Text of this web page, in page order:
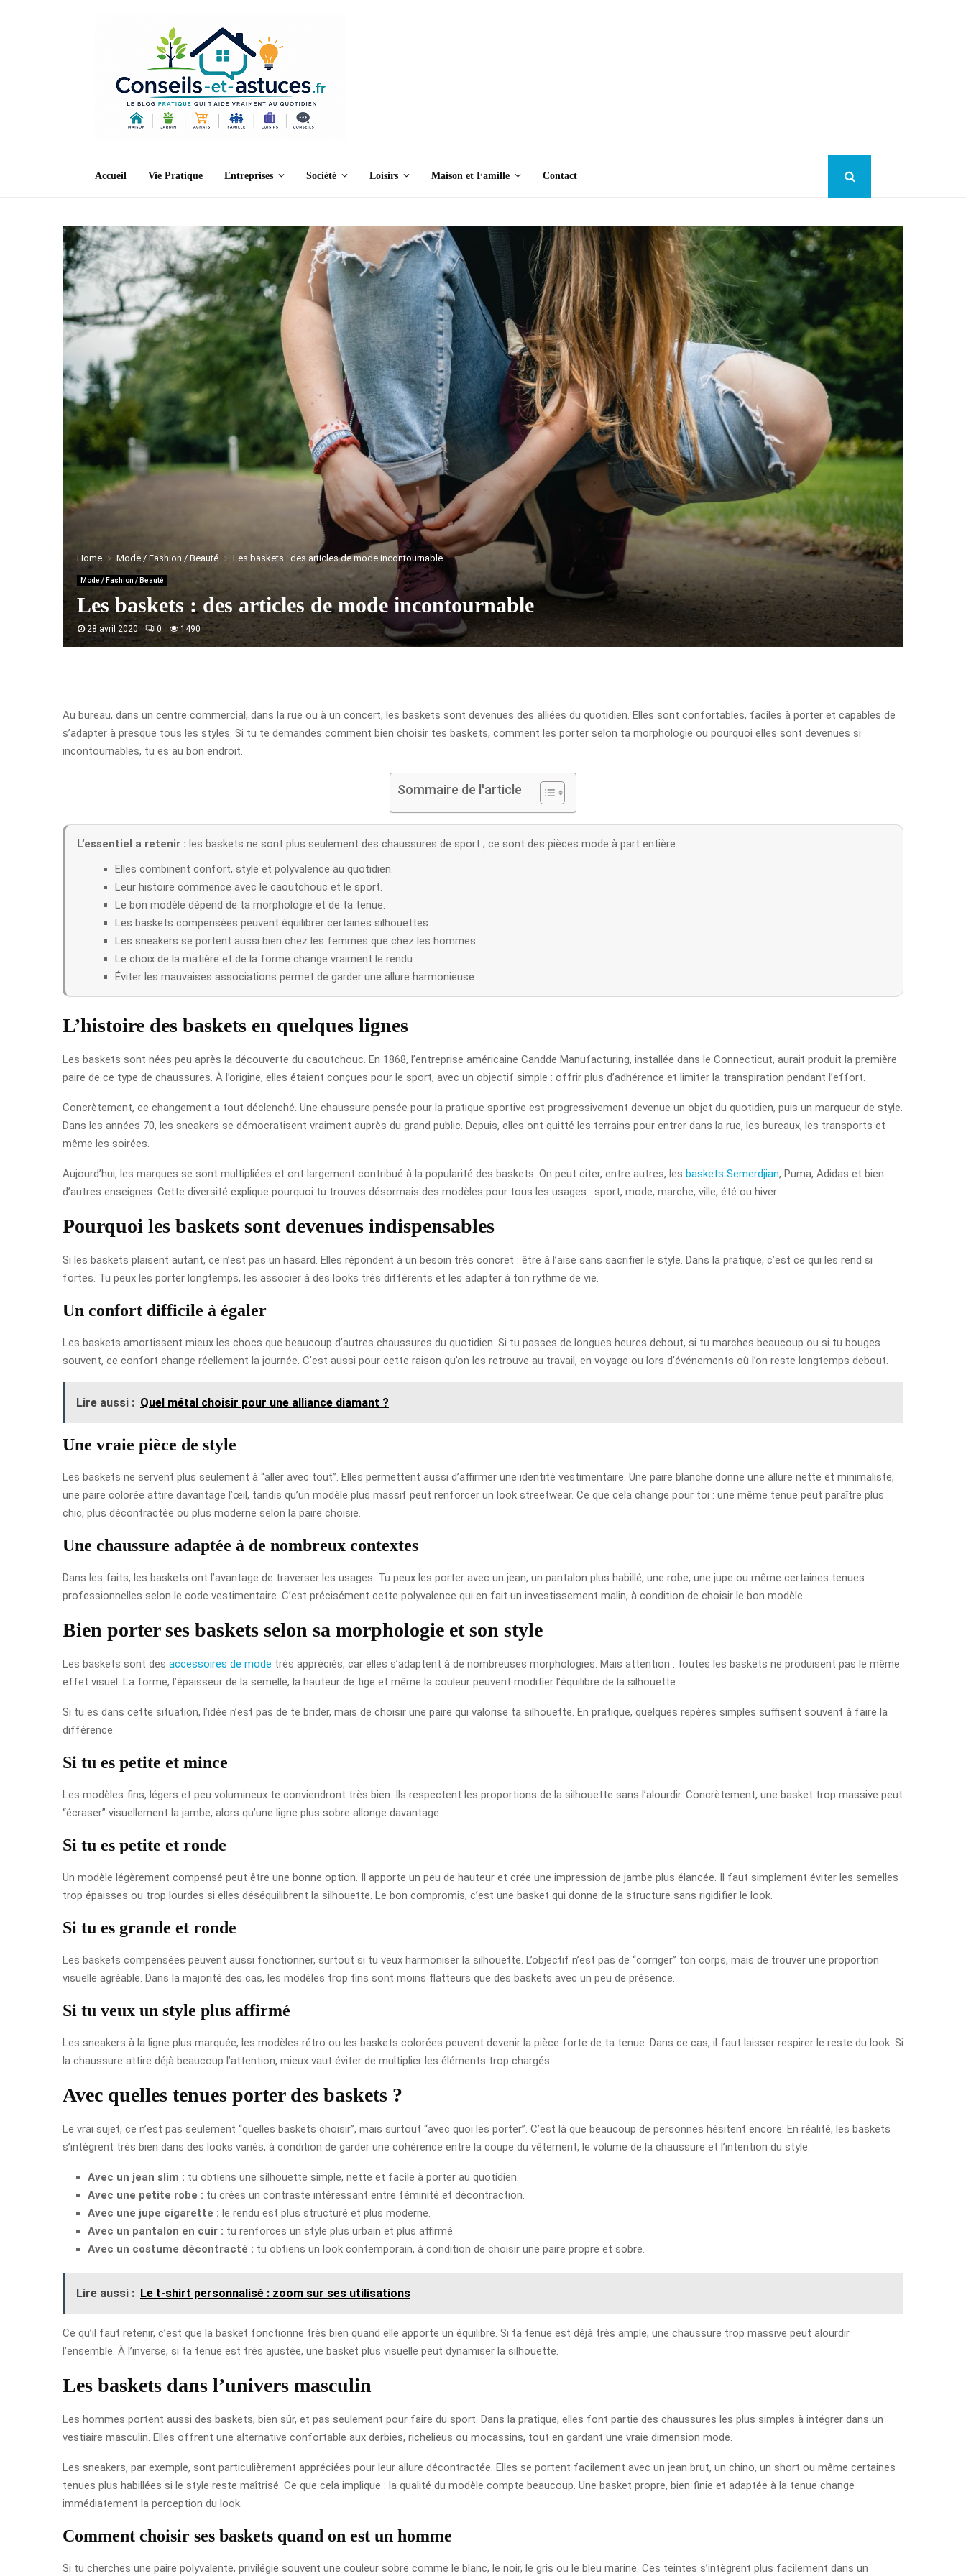
Accueil Vie Pratique Entreprises Société Loisirs Maison et Famille Contact
Home Mode / Fashion / Beauté Les baskets : des articles de mode incontournable
Mode / Fashion / Beauté
Les baskets : des articles de mode incontournable
28 avril 2020 0 1490
Au bureau, dans un centre commercial, dans la rue ou à un concert, les baskets sont devenues des alliées du quotidien. Elles sont confortables, faciles à porter et capables de
s’adapter à presque tous les styles. Si tu te demandes comment bien choisir tes baskets, comment les porter selon ta morphologie ou pourquoi elles sont devenues si
incontournables, tu es au bon endroit.
Sommaire de l'article
L’essentiel a retenir : les baskets ne sont plus seulement des chaussures de sport ; ce sont des pièces mode à part entière.
Elles combinent confort, style et polyvalence au quotidien.
Leur histoire commence avec le caoutchouc et le sport.
Le bon modèle dépend de ta morphologie et de ta tenue.
Les baskets compensées peuvent équilibrer certaines silhouettes.
Les sneakers se portent aussi bien chez les femmes que chez les hommes.
Le choix de la matière et de la forme change vraiment le rendu.
Éviter les mauvaises associations permet de garder une allure harmonieuse.
L’histoire des baskets en quelques lignes
Les baskets sont nées peu après la découverte du caoutchouc. En 1868, l’entreprise américaine Candde Manufacturing, installée dans le Connecticut, aurait produit la première
paire de ce type de chaussures. À l’origine, elles étaient conçues pour le sport, avec un objectif simple : offrir plus d’adhérence et limiter la transpiration pendant l’effort.
Concrètement, ce changement a tout déclenché. Une chaussure pensée pour la pratique sportive est progressivement devenue un objet du quotidien, puis un marqueur de style.
Dans les années 70, les sneakers se démocratisent vraiment auprès du grand public. Depuis, elles ont quitté les terrains pour entrer dans la rue, les bureaux, les transports et
même les soirées.
Aujourd’hui, les marques se sont multipliées et ont largement contribué à la popularité des baskets. On peut citer, entre autres, les baskets Semerdjian, Puma, Adidas et bien
d’autres enseignes. Cette diversité explique pourquoi tu trouves désormais des modèles pour tous les usages : sport, mode, marche, ville, été ou hiver.
Pourquoi les baskets sont devenues indispensables
Si les baskets plaisent autant, ce n’est pas un hasard. Elles répondent à un besoin très concret : être à l’aise sans sacrifier le style. Dans la pratique, c’est ce qui les rend si
fortes. Tu peux les porter longtemps, les associer à des looks très différents et les adapter à ton rythme de vie.
Un confort difficile à égaler
Les baskets amortissent mieux les chocs que beaucoup d’autres chaussures du quotidien. Si tu passes de longues heures debout, si tu marches beaucoup ou si tu bouges
souvent, ce confort change réellement la journée. C’est aussi pour cette raison qu’on les retrouve au travail, en voyage ou lors d’événements où l’on reste longtemps debout.
Lire aussi : Quel métal choisir pour une alliance diamant ?
Une vraie pièce de style
Les baskets ne servent plus seulement à “aller avec tout”. Elles permettent aussi d’affirmer une identité vestimentaire. Une paire blanche donne une allure nette et minimaliste,
une paire colorée attire davantage l’œil, tandis qu’un modèle plus massif peut renforcer un look streetwear. Ce que cela change pour toi : une même tenue peut paraître plus
chic, plus décontractée ou plus moderne selon la paire choisie.
Une chaussure adaptée à de nombreux contextes
Dans les faits, les baskets ont l’avantage de traverser les usages. Tu peux les porter avec un jean, un pantalon plus habillé, une robe, une jupe ou même certaines tenues
professionnelles selon le code vestimentaire. C’est précisément cette polyvalence qui en fait un investissement malin, à condition de choisir le bon modèle.
Bien porter ses baskets selon sa morphologie et son style
Les baskets sont des accessoires de mode très appréciés, car elles s’adaptent à de nombreuses morphologies. Mais attention : toutes les baskets ne produisent pas le même
effet visuel. La forme, l’épaisseur de la semelle, la hauteur de tige et même la couleur peuvent modifier l’équilibre de la silhouette.
Si tu es dans cette situation, l’idée n’est pas de te brider, mais de choisir une paire qui valorise ta silhouette. En pratique, quelques repères simples suffisent souvent à faire la
différence.
Si tu es petite et mince
Les modèles fins, légers et peu volumineux te conviendront très bien. Ils respectent les proportions de la silhouette sans l’alourdir. Concrètement, une basket trop massive peut
“écraser” visuellement la jambe, alors qu’une ligne plus sobre allonge davantage.
Si tu es petite et ronde
Un modèle légèrement compensé peut être une bonne option. Il apporte un peu de hauteur et crée une impression de jambe plus élancée. Il faut simplement éviter les semelles
trop épaisses ou trop lourdes si elles déséquilibrent la silhouette. Le bon compromis, c’est une basket qui donne de la structure sans rigidifier le look.
Si tu es grande et ronde
Les baskets compensées peuvent aussi fonctionner, surtout si tu veux harmoniser la silhouette. L’objectif n’est pas de “corriger” ton corps, mais de trouver une proportion
visuelle agréable. Dans la majorité des cas, les modèles trop fins sont moins flatteurs que des baskets avec un peu de présence.
Si tu veux un style plus affirmé
Les sneakers à la ligne plus marquée, les modèles rétro ou les baskets colorées peuvent devenir la pièce forte de ta tenue. Dans ce cas, il faut laisser respirer le reste du look. Si
la chaussure attire déjà beaucoup l’attention, mieux vaut éviter de multiplier les éléments trop chargés.
Avec quelles tenues porter des baskets ?
Le vrai sujet, ce n’est pas seulement “quelles baskets choisir”, mais surtout “avec quoi les porter”. C’est là que beaucoup de personnes hésitent encore. En réalité, les baskets
s’intègrent très bien dans des looks variés, à condition de garder une cohérence entre la coupe du vêtement, le volume de la chaussure et l’intention du style.
Avec un jean slim : tu obtiens une silhouette simple, nette et facile à porter au quotidien.
Avec une petite robe : tu crées un contraste intéressant entre féminité et décontraction.
Avec une jupe cigarette : le rendu est plus structuré et plus moderne.
Avec un pantalon en cuir : tu renforces un style plus urbain et plus affirmé.
Avec un costume décontracté : tu obtiens un look contemporain, à condition de choisir une paire propre et sobre.
Lire aussi : Le t-shirt personnalisé : zoom sur ses utilisations
Ce qu’il faut retenir, c’est que la basket fonctionne très bien quand elle apporte un équilibre. Si ta tenue est déjà très ample, une chaussure trop massive peut alourdir
l’ensemble. À l’inverse, si ta tenue est très ajustée, une basket plus visuelle peut dynamiser la silhouette.
Les baskets dans l’univers masculin
Les hommes portent aussi des baskets, bien sûr, et pas seulement pour faire du sport. Dans la pratique, elles font partie des chaussures les plus simples à intégrer dans un
vestiaire masculin. Elles offrent une alternative confortable aux derbies, richelieus ou mocassins, tout en gardant une vraie dimension mode.
Les sneakers, par exemple, sont particulièrement appréciées pour leur allure décontractée. Elles se portent facilement avec un jean brut, un chino, un short ou même certaines
tenues plus habillées si le style reste maîtrisé. Ce que cela implique : la qualité du modèle compte beaucoup. Une basket propre, bien finie et adaptée à la tenue change
immédiatement la perception du look.
Comment choisir ses baskets quand on est un homme
Si tu cherches une paire polyvalente, privilégie souvent une couleur sobre comme le blanc, le noir, le gris ou le bleu marine. Ces teintes s’intègrent plus facilement dans un